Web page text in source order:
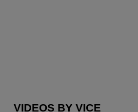
VIDEOS BY VICE